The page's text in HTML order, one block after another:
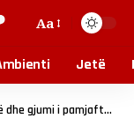
Aa
Jetë
mund të dëmtojë trurin në zhvillim